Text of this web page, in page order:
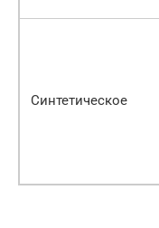
Синтетическое